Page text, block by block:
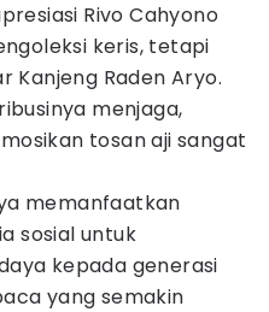
Rivo Cahyono
keris, tetapi
Kanjeng Raden Aryo.
menjaga,
tosan aji sangat
memanfaatkan
sosial untuk
kepada generasi
yang semakin